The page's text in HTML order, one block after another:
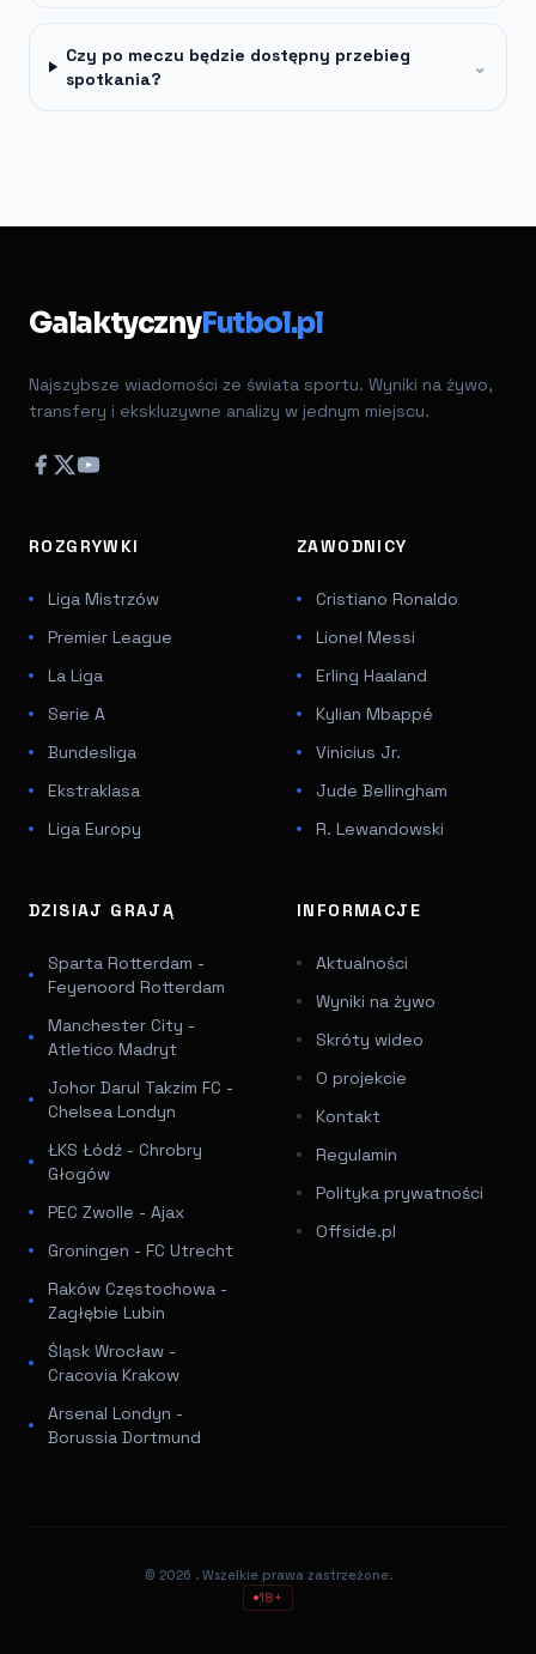
Czy po meczu będzie dostępny przebieg
spotkania?
⌄
GalaktycznyFutbol.pl
Najszybsze wiadomości ze świata sportu. Wyniki na żywo,
transfery i ekskluzywne analizy w jednym miejscu.
ROZGRYWKI
Liga Mistrzów
Premier League
La Liga
Serie A
Bundesliga
Ekstraklasa
Liga Europy
ZAWODNICY
Cristiano Ronaldo
Lionel Messi
Erling Haaland
Kylian Mbappé
Vinicius Jr.
Jude Bellingham
R. Lewandowski
DZISIAJ GRAJĄ
Sparta Rotterdam -
Feyenoord Rotterdam
Manchester City -
Atletico Madryt
Johor Darul Takzim FC -
Chelsea Londyn
ŁKS Łódź - Chrobry
Głogów
PEC Zwolle - Ajax
Groningen - FC Utrecht
Raków Częstochowa -
Zagłębie Lubin
Śląsk Wrocław -
Cracovia Krakow
Arsenal Londyn -
Borussia Dortmund
INFORMACJE
Aktualności
Wyniki na żywo
Skróty wideo
O projekcie
Kontakt
Regulamin
Polityka prywatności
Offside.pl
© 2026 . Wszelkie prawa zastrzeżone.
18+